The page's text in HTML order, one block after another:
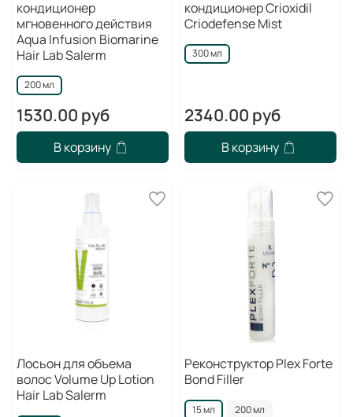
кондиционер
мгновенного действия
Aqua Infusion Biomarine
Hair Lab Salerm
200 мл
1530.00 руб
В корзину
кондиционер Crioxidil
Criodefense Mist
300 мл
2340.00 руб
В корзину
Лосьон для объема
волос Volume Up Lotion
Hair Lab Salerm
Реконструктор Plex Forte
Bond Filler
15 мл 200 мл